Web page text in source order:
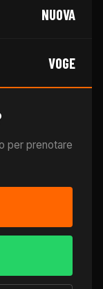
NUOVA
VOGE
per prenotare